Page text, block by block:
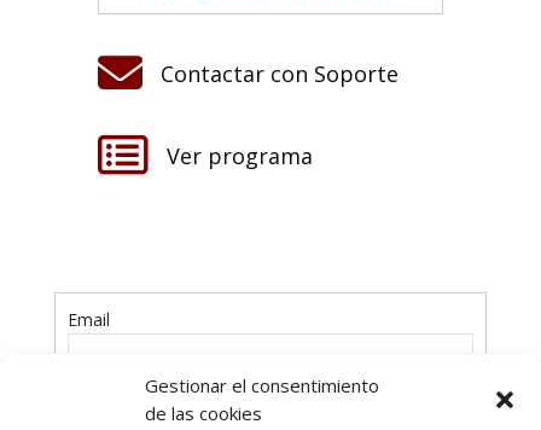
Gestionar el consentimiento
de las cookies
 Contactar con Soporte
 Ver programa
Email
Contraseña